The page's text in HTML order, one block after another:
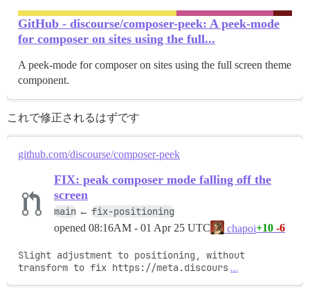
GitHub - discourse/composer-peek: A peek-mode
for composer on sites using the full...
A peek-mode for composer on sites using the full screen theme
component.
これで修正されるはずです
github.com/discourse/composer-peek
FIX: peak composer mode falling off the
screen
main ← fix-positioning
opened 08:16AM - 01 Apr 25 UTC chapoi+10 -6
Slight adjustment to positioning, without
transform to fix https://meta.discours …